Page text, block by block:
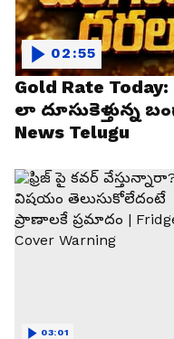
Gold Rate
లా దూసుకెళ్తున్న
News Telugu
02:55
03:01